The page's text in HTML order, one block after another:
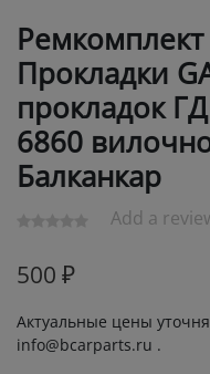
Прокладки
прокладок
6860
Балканкар
Add a
500 ₽
Актуальные цены
info@bcarparts.ru .